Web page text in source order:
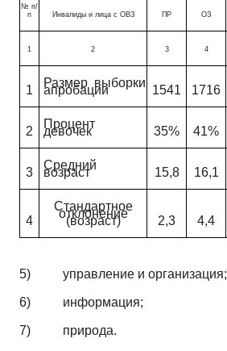
№ п/
п
Инвалиды и лица с ОВЗ ПР ОЗ
1 2 3 4
1
Размер выборки
апробации 1541 1716
2
Процент
девочек 35% 41%
3
Средний
возраст 15,8 16,1
4
Стандартное
отклонение
(возраст) 2,3 4,4
5) управление и организация;
6) информация;
7) природа.